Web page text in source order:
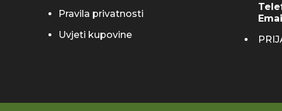
Pravila privatnosti
Uvjeti kupovine